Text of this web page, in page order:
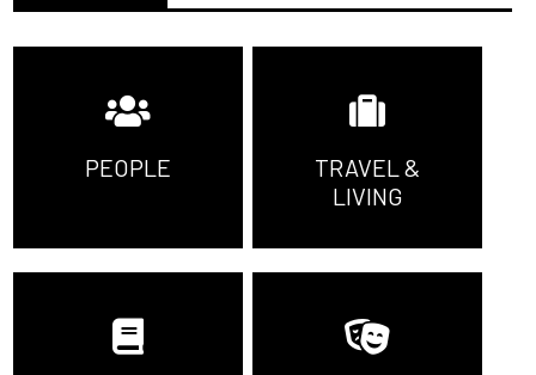
PEOPLE
TRAVEL &
LIVING